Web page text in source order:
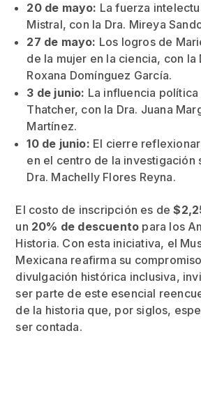
20 de mayo: La fuerza
Mistral, con la Dra. Mireya
27 de mayo: Los logros de
de la mujer en la ciencia, con la
Roxana Domínguez García.
3 de junio: La influencia
Thatcher, con la Dra. Juana
Martínez.
10 de junio: El cierre
en el centro de la investigación
Dra. Machelly Flores Reyna.
El costo de inscripción es de
un 20% de descuento para los
Historia. Con esta iniciativa, el
Mexicana reafirma su
divulgación histórica inclusiva,
ser parte de este esencial
de la historia que, por siglos,
ser contada.